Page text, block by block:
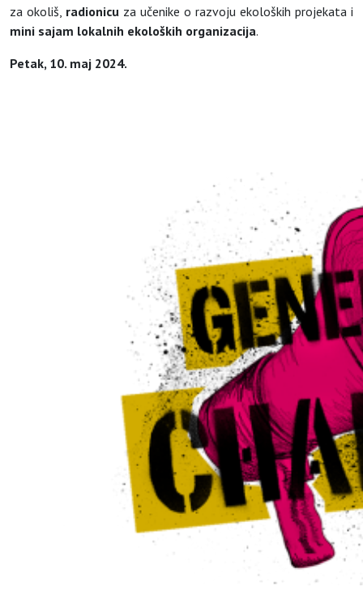
za okoliš, radionicu za učenike o razvoju ekoloških projekata i
mini sajam lokalnih ekoloških organizacija.
Petak, 10. maj 2024.